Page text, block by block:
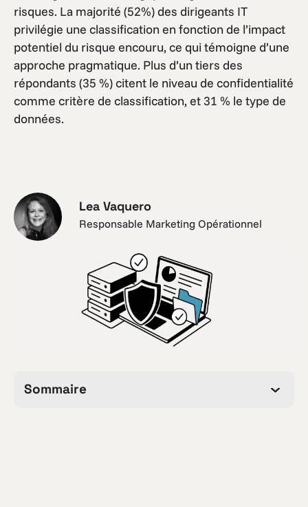
risques. La majorité (52%) des dirigeants IT
privilégie une classification en fonction de l’impact
potentiel du risque encouru, ce qui témoigne d’une
approche pragmatique. Plus d’un tiers des
répondants (35 %) citent le niveau de confidentialité
comme critère de classification, et 31 % le type de
données.
Lea Vaquero
Responsable Marketing Opérationnel
Sommaire